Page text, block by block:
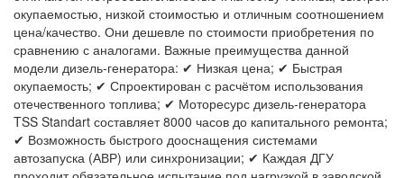
окупаемостью, низкой стоимостью и отличным соотношением
цена/качество. Они дешевле по стоимости приобретения по
сравнению с аналогами. Важные преимущества данной
модели дизель-генератора: ✔ Низкая цена; ✔ Быстрая
окупаемость; ✔ Спроектирован с расчётом использования
отечественного топлива; ✔ Моторесурс дизель-генератора
TSS Standart составляет 8000 часов до капитального ремонта;
✔ Возможность быстрого дооснащения системами
автозапуска (АВР) или синхронизации; ✔ Каждая ДГУ